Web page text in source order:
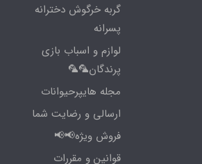
گربه خرگوش دخترانه
پسرانه
لوازم و اسباب بازی
پرندگان🦜🦜
مجله هایپرحیوانات
ارسالی و رضایت شما
فروش ویژه📢📢
قوانین و مقررات